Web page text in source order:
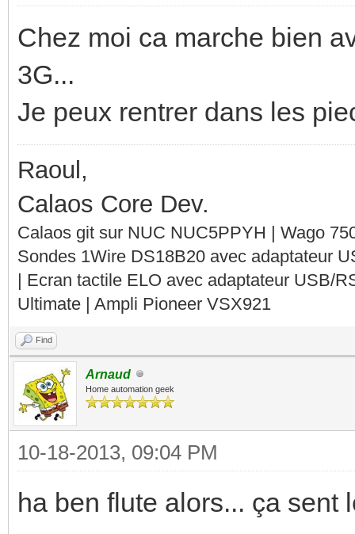
Chez moi ca marche bien
3G...
Je peux rentrer dans les
Raoul,
Calaos Core Dev.
Calaos git sur NUC NUC5PPYH | Wago
Sondes 1Wire DS18B20 avec adaptateur
| Ecran tactile ELO avec adaptateur USB/
Ultimate | Ampli Pioneer VSX921
Find
Arnaud
Home automation geek
10-18-2013, 09:04 PM
ha ben flute alors... ça